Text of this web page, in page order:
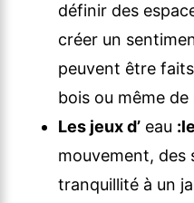
définir des
créer un
peuvent être
bois ou même
Les jeux d’ eau :
mouvement, des
tranquillité à un